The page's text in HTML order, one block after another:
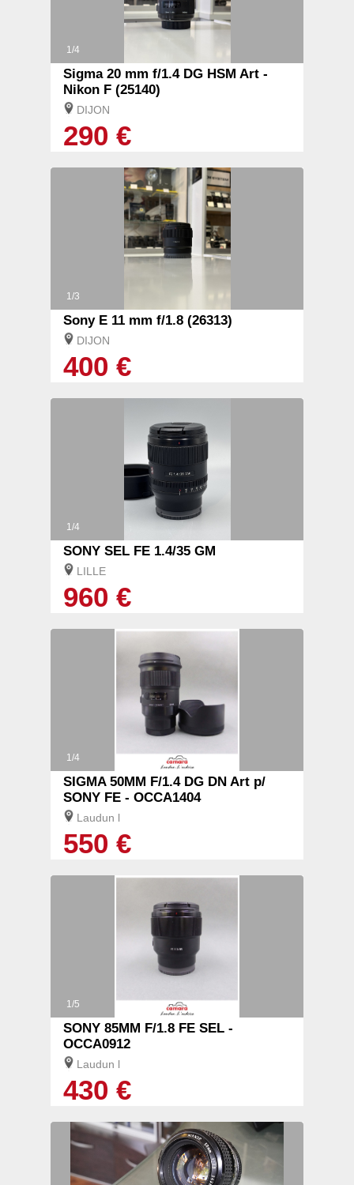
1/4
Sigma 20 mm f/1.4 DG HSM Art -
Nikon F (25140)
DIJON
290 €
1/3
Sony E 11 mm f/1.8 (26313)
DIJON
400 €
1/4
SONY SEL FE 1.4/35 GM
LILLE
960 €
1/4
SIGMA 50MM F/1.4 DG DN Art p/
SONY FE - OCCA1404
Laudun l
550 €
1/5
SONY 85MM F/1.8 FE SEL -
OCCA0912
Laudun l
430 €